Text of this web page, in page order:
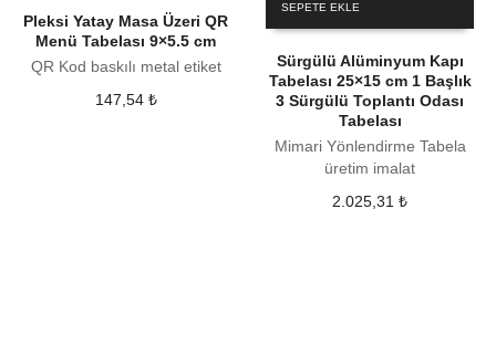
Pleksi Yatay Masa Üzeri QR
Menü Tabelası 9×5.5 cm
QR Kod baskılı metal etiket
147,54 ₺
SEPETE EKLE
Sürgülü Alüminyum Kapı
Tabelası 25×15 cm 1 Başlık
3 Sürgülü Toplantı Odası
Tabelası
Mimari Yönlendirme Tabela
üretim imalat
2.025,31₺